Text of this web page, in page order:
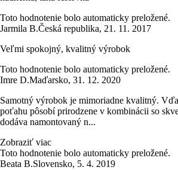
Toto hodnotenie bolo automaticky preložené.
Jarmila B.Česká republika, 21. 11. 2017
Veľmi spokojný, kvalitný výrobok
Toto hodnotenie bolo automaticky preložené.
Imre D.Maďarsko, 31. 12. 2020
Samotný výrobok je mimoriadne kvalitný.
poťahu pôsobí prirodzene v kombinácii so
dodáva namontovaný n...
Zobraziť viac
Toto hodnotenie bolo automaticky preložené.
Beata B.Slovensko, 5. 4. 2019